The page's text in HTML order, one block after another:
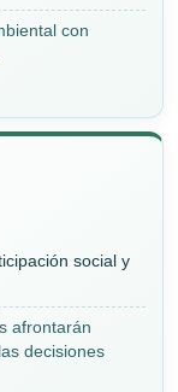
con
social y
afrontarán
decisiones